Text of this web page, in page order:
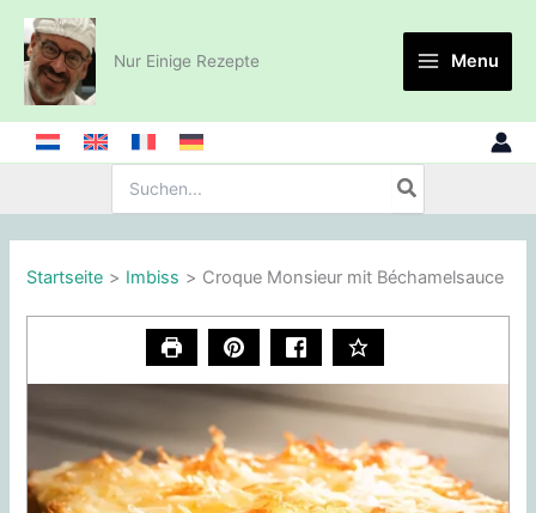
Zum
Inhalt
springen
Nur Einige Rezepte Menu
nach:
Startseite Imbiss Croque Monsieur mit Béchamelsauce